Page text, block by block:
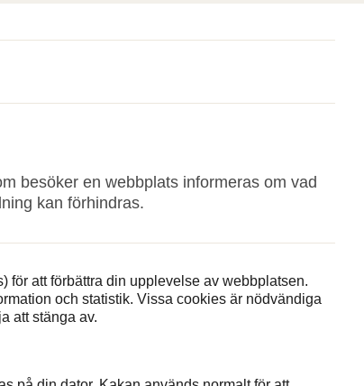
besöker en webbplats informeras om vad
kan förhindras.
för att förbättra din upplevelse av webbplatsen.
och statistik. Vissa cookies är nödvändiga
att stänga av.